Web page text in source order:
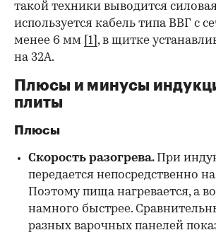
такой техники выводится
используется кабель типа ВВГ с
менее 6 мм [1] , в щитке
на 32А.
Плюсы и минусы
плиты
Плюсы
Скорость разогрева. При
передается непосредственно на
Поэтому пища нагревается, а
намного быстрее.
разных варочных панелей